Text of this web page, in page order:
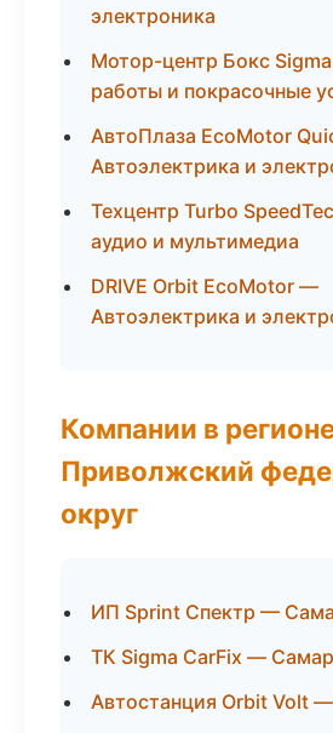
электроника
Мотор-центр Бокс
работы и покрасочные
АвтоПлаза EcoMotor
Автоэлектрика и
Техцентр Turbo
аудио и мультимедиа
DRIVE Orbit EcoMotor —
Автоэлектрика и
Компании в
Приволжский
округ
ИП Sprint Спектр —
ТК Sigma CarFix —
Автостанция Orbit Volt